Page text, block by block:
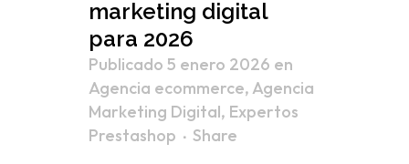
marketing digital
para 2026
Publicado 5 enero 2026 en
Agencia ecommerce, Agencia
Marketing Digital, Expertos
Prestashop
Share